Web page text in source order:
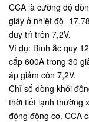
CCA là cường độ
giây ở nhiệt độ -
duy trì trên 7,2V.
Ví dụ: Bình ắc quy
cấp 600A trong 30
áp giảm còn 7,2V.
Chỉ số dòng khởi
thời tiết lạnh thường
động động cơ. CCA